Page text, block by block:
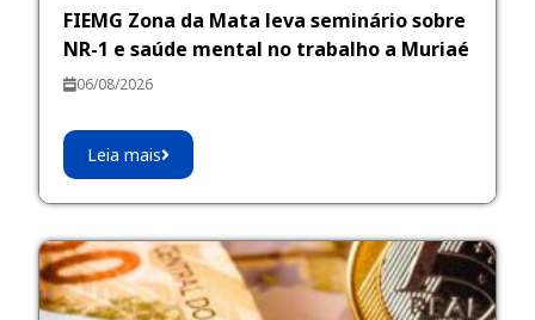
FIEMG Zona da Mata leva seminário sobre
NR-1 e saúde mental no trabalho a Muriaé
06/08/2026
Leia mais